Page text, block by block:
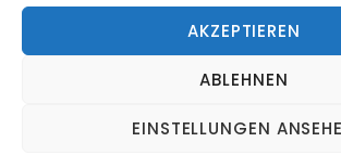
AKZEPTIEREN
ABLEHNEN
EINSTELLUNGEN
vorbehalten.
Datenschutz
Impressum